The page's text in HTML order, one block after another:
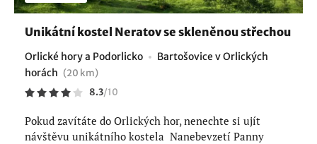
Unikátní kostel Neratov se skleněnou střechou
Orlické hory a Podorlicko
Bartošovice v Orlických
horách (20 km)
8.3/10
Pokud zavítáte do Orlických hor, nenechte si ujít
návštěvu unikátního kostela Nanebevzetí Panny